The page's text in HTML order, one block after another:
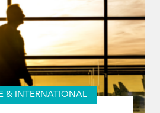
& INTERNATIONAL